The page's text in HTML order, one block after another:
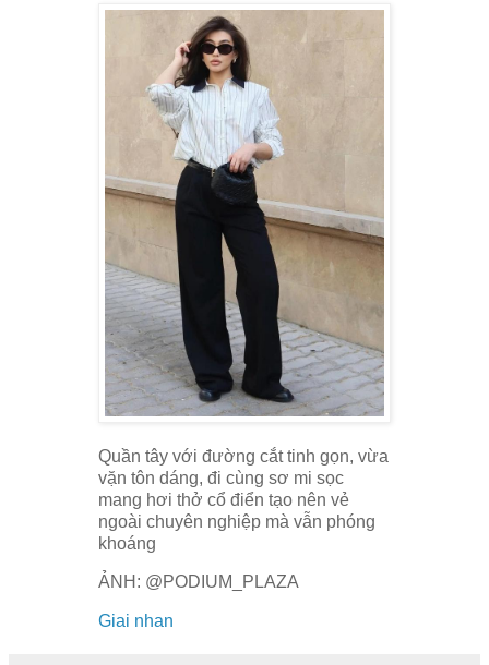
Quần tây với đường cắt tinh gọn, vừa
vặn tôn dáng, đi cùng sơ mi sọc
mang hơi thở cổ điển tạo nên vẻ
ngoài chuyên nghiệp mà vẫn phóng
khoáng
ẢNH: @PODIUM_PLAZA
Giai nhan